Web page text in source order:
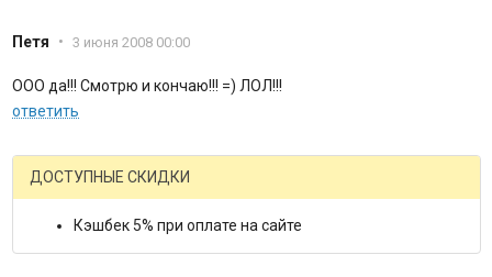
Петя • 3 июня 2008 00:00
ООО да!!! Смотрю и кончаю!!! =) ЛОЛ!!!
ответить
ДОСТУПНЫЕ СКИДКИ
Кэшбек 5% при оплате на сайте